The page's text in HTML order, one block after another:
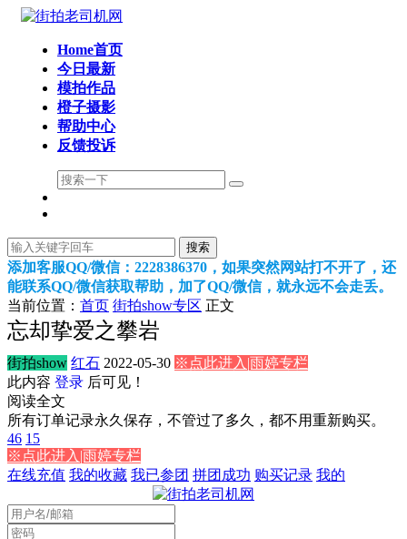
Home首页
今日最新
模拍作品
橙子摄影
帮助中心
反馈投诉
搜索
添加客服QQ/微信：2228386370，如果突然网站打不开了，还
能联系QQ/微信获取帮助，加了QQ/微信，就永远不会走丢。
当前位置： 首页 街拍show专区 正文
忘却挚爱之攀岩
街拍show 红石 2022-05-30 ※点此进入|雨婷专栏
此内容 登录 后可见！
阅读全文
所有订单记录永久保存，不管过了多久，都不用重新购买。
46 15
※点此进入|雨婷专栏
在线充值 我的收藏 我已参团 拼团成功 购买记录 我的